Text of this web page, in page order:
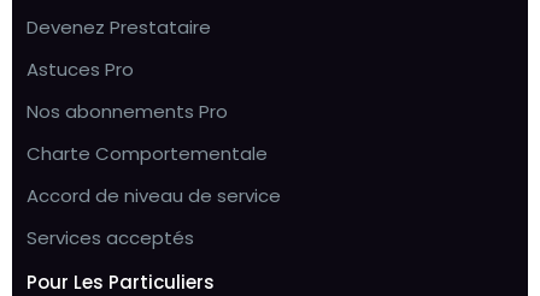
Devenez Prestataire
Astuces Pro
Nos abonnements Pro
Charte Comportementale
Accord de niveau de service
Services acceptés
Pour Les Particuliers